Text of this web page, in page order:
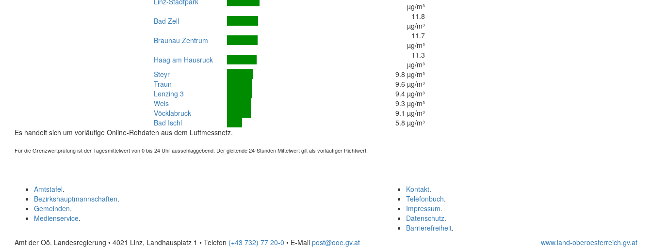
µg/m³
Bad Zell
11.8
µg/m³
Braunau Zentrum
11.7
µg/m³
Haag am Hausruck
11.3
µg/m³
Steyr
9.8 µg/m³
Traun
9.6 µg/m³
Lenzing 3
9.4 µg/m³
Wels
9.3 µg/m³
Vöcklabruck
9.1 µg/m³
Bad Ischl
5.8 µg/m³
Es handelt sich um vorläufige Online-Rohdaten aus dem Luftmessnetz.
Für die Grenzwertprüfung ist der Tagesmittelwert von 0 bis 24 Uhr ausschlaggebend. Der gleitende 24-Stunden Mittelwert gilt als vorläufiger Richtwert.
Kontakt.
Telefonbuch.
Impressum.
Datenschutz.
Barrierefreiheit.
Amtstafel.
Bezirkshauptmannschaften.
Gemeinden.
Medienservice.
Amt der Oö. Landesregierung • 4021 Linz, Landhausplatz 1 • Telefon (+43 732) 77 20-0 • E-Mail post@ooe.gv.at www.land-oberoesterreich.gv.at